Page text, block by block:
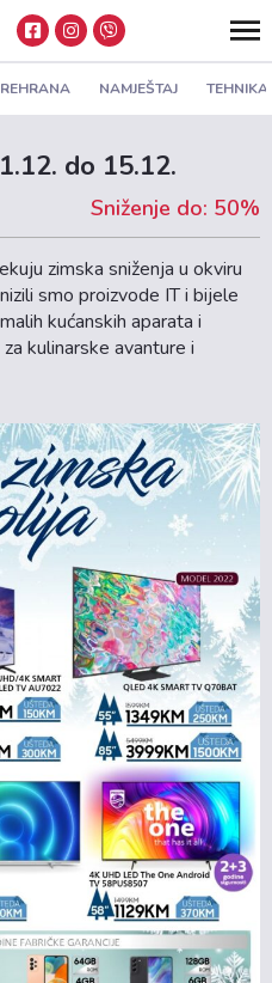
NAMJEŠTAJ TEHNIKA
do 15.12.
Sniženje do: 50%
zimska sniženja u okviru
smo proizvode IT i bijele
kućanskih aparata i
kulinarske avanture i